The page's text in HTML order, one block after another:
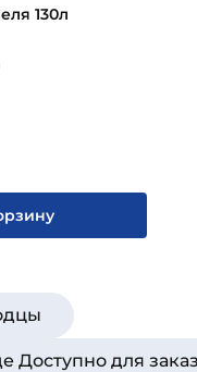
130л
Доступно для